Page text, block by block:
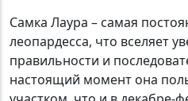
Самка Лаура – самая
леопардесса, что вселяет
правильности и
настоящий момент она